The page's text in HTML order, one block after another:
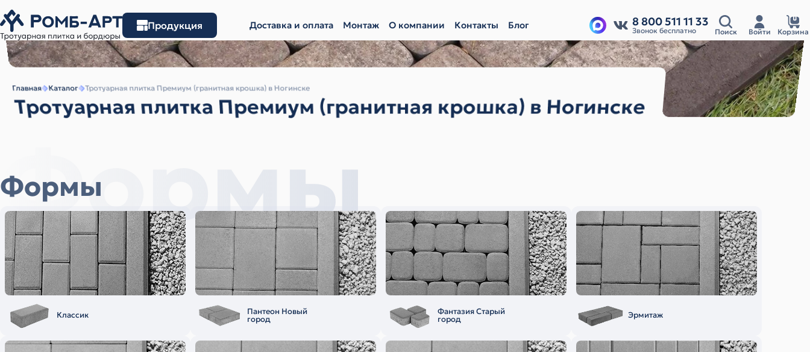
Продукция Доставка и оплата Монтаж О компании Контакты Блог 8 800 511 11 33
Звонок бесплатно Поиск Войти Корзина
Главная Каталог Тротуарная плитка Премиум (гранитная крошка) в Ногинске
Тротуарная плитка Премиум (гранитная крошка) в Ногинске
Формы
Формы
Классик Пантеон Новый
город
Фантазия Старый
город Эрмитаж